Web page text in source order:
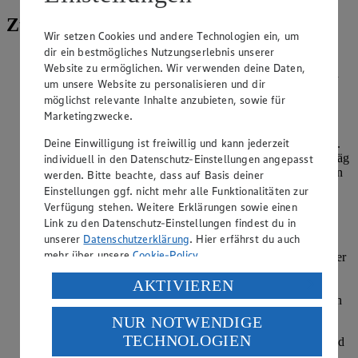
Zubereitung
Blumenkohl von äußeren Blättern trennen und in Röschen
teilen. Röschen in einem Sieb waschen, abtropfen lassen, in
einem Küchenprozessor oder mithilfe einer Reibe auf
Reisgröße zerkleinern. Alternativ kann TK-Blumenkohlreis
verwendet werden.
Knoblauch pellen und durch eine Knoblauchpresse pressen.
Frühlingszwiebeln von Wurzeln trennen, waschen und schräg
in ca. 2 cm lange Stücke schneiden. Ingwer schälen und fein
hacken. Zuckerschoten putzen, waschen und
trockenschütteln. Möhren schälen und in dünne Stifte
schneiden. Paprika waschen, von Stiel und Kerngehäuse
befreien und in Streifen schneiden.
Die Hälfte vom Erdnussöl in einer beschichteten Pfanne oder
einem Wok erhitzen, Möhrenstifte, Paprikastreifen,
Zuckerschoten, Frühlingszwiebeln, Ingwer und Knoblauch
hineingeben und 3-5 Minuten anschwitzen. Mit Kokosmilch
ablöschen, kurz aufkochen.
Orangensaft und -abrieb hinzugeben, mit den Gewürzen und
Wir setzen Cookies und andere Technologien ein, um
dir ein bestmögliches Nutzungserlebnis unserer
Website zu ermöglichen. Wir verwenden deine Daten,
um unsere Website zu personalisieren und dir
möglichst relevante Inhalte anzubieten, sowie für
Marketingzwecke.
Deine Einwilligung ist freiwillig und kann jederzeit
individuell in den Datenschutz-Einstellungen angepasst
werden. Bitte beachte, dass auf Basis deiner
Einstellungen ggf. nicht mehr alle Funktionalitäten zur
Verfügung stehen. Weitere Erklärungen sowie einen
Link zu den Datenschutz-Einstellungen findest du in
unserer Datenschutzerklärung. Hier erfährst du auch
mehr über unsereCookie-Policy.
Verarbeitung deiner personenbezogenen Daten in den
USA durch Facebook und YouTube:
Wenn du auf „Aktivieren“ klickst, willigst du im Sinne
des Art. 49 Abs. 1 Satz 1 lit. a) DSGVO ein, dass deine
AKTIVIEREN
NUR NOTWENDIGE
TECHNOLOGIEN